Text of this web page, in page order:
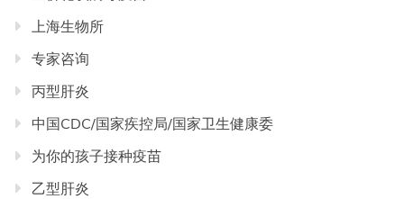
上海生物所
专家咨询
丙型肝炎
中国CDC/国家疾控局/国家卫生健康委
为你的孩子接种疫苗
乙型肝炎